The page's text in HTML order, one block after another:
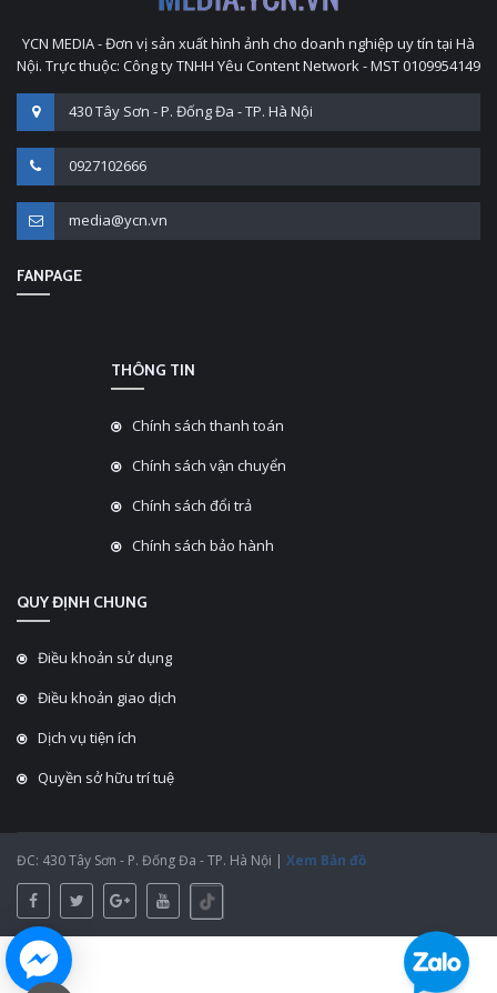
YCN MEDIA - Đơn vị sản xuất hình ảnh cho doanh nghiệp uy tín tại Hà
Nội. Trực thuộc: Công ty TNHH Yêu Content Network - MST 0109954149
430 Tây Sơn - P. Đống Đa - TP. Hà Nội
0927102666
media@ycn.vn
FANPAGE
THÔNG TIN
Chính sách thanh toán
Chính sách vận chuyển
Chính sách đổi trả
Chính sách bảo hành
QUY ĐỊNH CHUNG
Điều khoản sử dụng
Điều khoản giao dịch
Dịch vụ tiện ích
Quyền sở hữu trí tuệ
ĐC: 430 Tây Sơn - P. Đống Đa - TP. Hà Nội | Xem Bản đồ